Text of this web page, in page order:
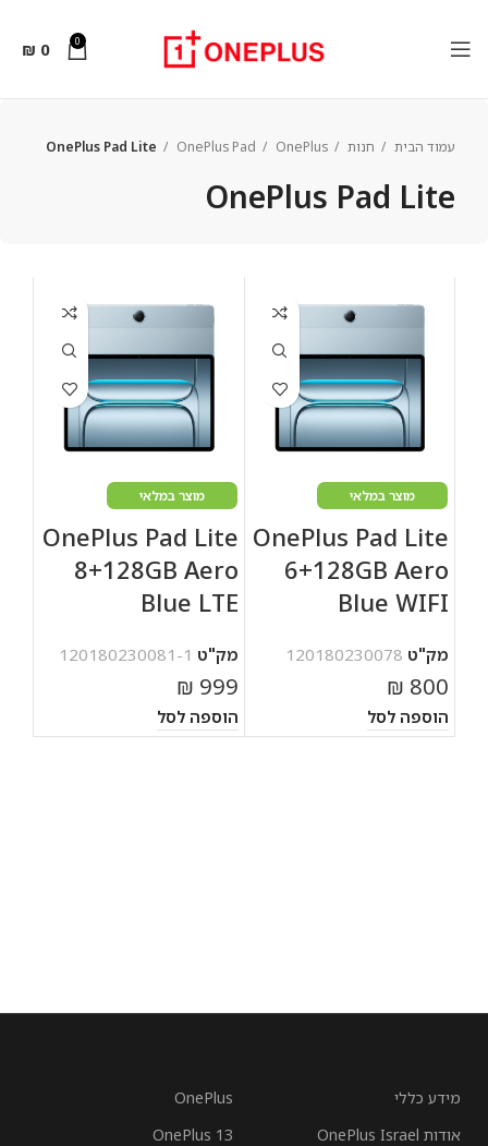
0
₪ 0
עמוד הבית חנות OnePlus
OnePlus Pad
OnePlus Pad Lite
OnePlus Pad Lite
מוצר במלאי
OnePlus Pad Lite
6+128GB Aero
Blue WIFI
מק"ט 120180230078
₪ 800
הוספה לסל
מוצר במלאי
OnePlus Pad Lite
8+128GB Aero
Blue LTE
מק"ט 120180230081-1
₪ 999
הוספה לסל
מידע כללי
אודות OnePlus Israel
OnePlus
OnePlus 13